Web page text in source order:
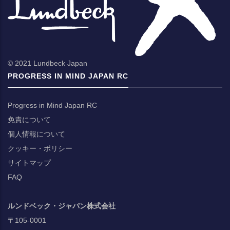
© 2021 Lundbeck Japan
PROGRESS IN MIND JAPAN RC
Progress in Mind Japan RC
免責について
個人情報について
クッキー・ポリシー
サイトマップ
FAQ
ルンドベック・ジャパン株式会社
〒105-0001